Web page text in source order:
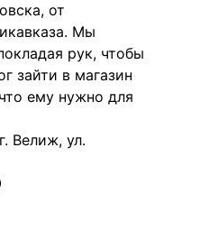
от
Мы
рук, чтобы
зайти в магазин
ему нужно для
Велиж, ул.